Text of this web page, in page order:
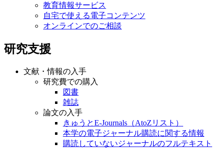
教育情報サービス
自宅で使える電子コンテンツ
オンラインでのご相談
研究支援
文献・情報の入手
研究費での購入
図書
雑誌
論文の入手
きゅうとE-Journals（AtoZリスト）
本学の電子ジャーナル購読に関する情報
購読していないジャーナルのフルテキスト